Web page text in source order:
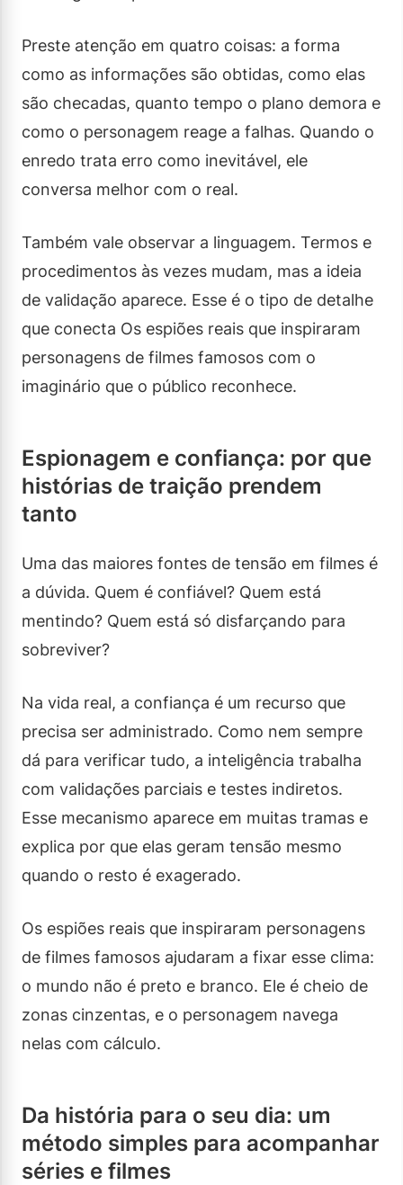
Preste atenção em quatro coisas: a forma
como as informações são obtidas, como elas
são checadas, quanto tempo o plano demora e
como o personagem reage a falhas. Quando o
enredo trata erro como inevitável, ele
conversa melhor com o real.
Também vale observar a linguagem. Termos e
procedimentos às vezes mudam, mas a ideia
de validação aparece. Esse é o tipo de detalhe
que conecta Os espiões reais que inspiraram
personagens de filmes famosos com o
imaginário que o público reconhece.
Espionagem e confiança: por que
histórias de traição prendem
tanto
Uma das maiores fontes de tensão em filmes é
a dúvida. Quem é confiável? Quem está
mentindo? Quem está só disfarçando para
sobreviver?
Na vida real, a confiança é um recurso que
precisa ser administrado. Como nem sempre
dá para verificar tudo, a inteligência trabalha
com validações parciais e testes indiretos.
Esse mecanismo aparece em muitas tramas e
explica por que elas geram tensão mesmo
quando o resto é exagerado.
Os espiões reais que inspiraram personagens
de filmes famosos ajudaram a fixar esse clima:
o mundo não é preto e branco. Ele é cheio de
zonas cinzentas, e o personagem navega
nelas com cálculo.
Da história para o seu dia: um
método simples para acompanhar
séries e filmes